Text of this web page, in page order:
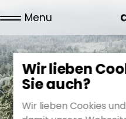
Wir lieben
Sie auch?
Wir lieben Cookies
Menu